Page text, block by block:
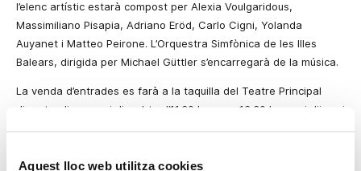
Aquest lloc web utilitza cookies
l’elenc artístic estarà compost per Alexia Voulgaridous,
Massimiliano Pisapia, Adriano Eröd, Carlo Cigni, Yolanda
Auyanet i Matteo Peirone. L’Orquestra Simfònica de les Illes
Balears, dirigida per Michael Güttler s’encarregarà de la música.
La venda d’entrades es farà a la taquilla del Teatre Principal
dimarts, dimecres i dissabte d’11.30 hores a 13.30 hores, i dijous i
reserva d’entrades es pot telefonar al número 97 135 57 76.